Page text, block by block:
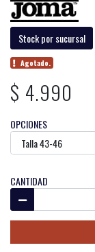
Stock por sucursal
Agotado.
$ 4.990
OPCIONES
CANTIDAD